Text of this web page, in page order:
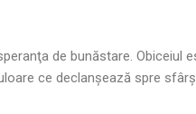
de bunăstare. Obiceiul
ce declanşează spre